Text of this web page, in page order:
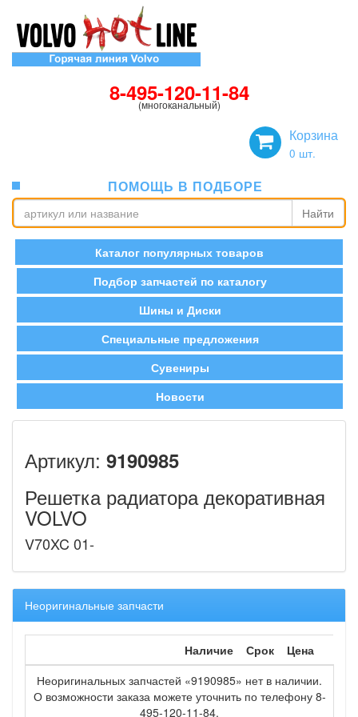
8-495-120-11-84
(многоканальный)
Корзина
0 шт.
ПОМОЩЬ В ПОДБОРЕ
Найти
Каталог популярных товаров
Подбор запчастей по каталогу
Шины и Диски
Специальные предложения
Сувениры
Новости
Артикул: 9190985
Решетка радиатора декоративная
VOLVO
V70XC 01-
Неоригинальные запчасти
Наличие Срок
Цена
Неоригинальных запчастей «9190985» нет в наличии.
О возможности заказа можете уточнить по телефону 8-
495-120-11-84.